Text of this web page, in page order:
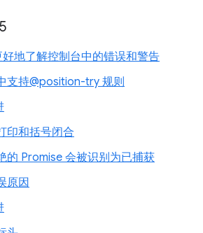
地了解控制台中的错误和警告
支持@position-try 规则
印和括号闭合
的 Promise 会被识别为已捕获
原因